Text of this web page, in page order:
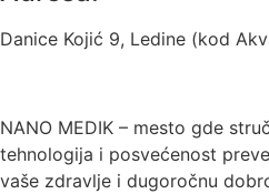
Danice Kojić 9, Ledine (kod
NANO MEDIK – mesto gde
tehnologija i posvećenost
vaše zdravlje i dugoročnu